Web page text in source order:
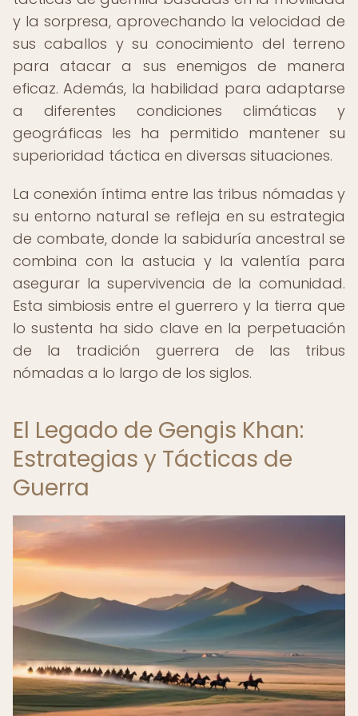
y la sorpresa, aprovechando la velocidad de
sus caballos y su conocimiento del terreno
para atacar a sus enemigos de manera
eficaz. Además, la habilidad para adaptarse
a diferentes condiciones climáticas y
geográficas les ha permitido mantener su
superioridad táctica en diversas situaciones.
La conexión íntima entre las tribus nómadas y
su entorno natural se refleja en su estrategia
de combate, donde la sabiduría ancestral se
combina con la astucia y la valentía para
asegurar la supervivencia de la comunidad.
Esta simbiosis entre el guerrero y la tierra que
lo sustenta ha sido clave en la perpetuación
de la tradición guerrera de las tribus
nómadas a lo largo de los siglos.
El Legado de Gengis Khan:
Estrategias y Tácticas de
Guerra